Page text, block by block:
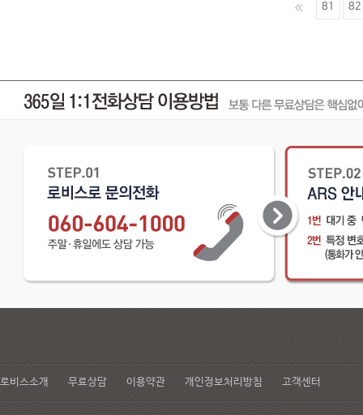
81 82
로비스소개 무료상담 이용약관 개인정보처리방침 고객센터